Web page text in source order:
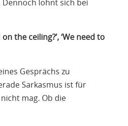
lohnt sich bei
the ceiling?’, ‘We need to
Gesprächs zu
Sarkasmus ist für
mag. Ob die